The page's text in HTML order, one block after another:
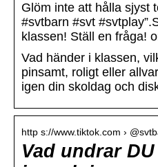
Glöm inte att hålla sjyst
#svtbarn #svt
klassen! Ställ en fråga!
Vad händer i klassen,
pinsamt, roligt eller
igen din skoldag och
http s://www.tiktok.com ›
Vad undrar